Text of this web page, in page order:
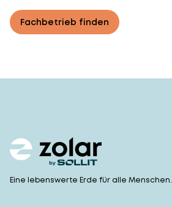
Fachbetrieb finden
Eine lebenswerte Erde für alle Menschen.